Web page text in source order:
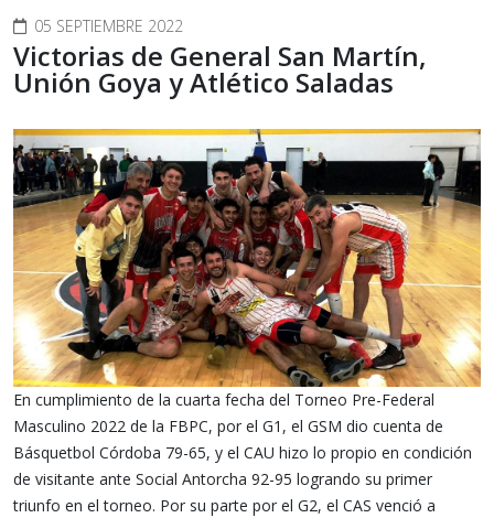
05 SEPTIEMBRE 2022
Victorias de General San Martín,
Unión Goya y Atlético Saladas
En cumplimiento de la cuarta fecha del Torneo Pre-Federal
Masculino 2022 de la FBPC, por el G1, el GSM dio cuenta de
Básquetbol Córdoba 79-65, y el CAU hizo lo propio en condición
de visitante ante Social Antorcha 92-95 logrando su primer
triunfo en el torneo. Por su parte por el G2, el CAS venció a